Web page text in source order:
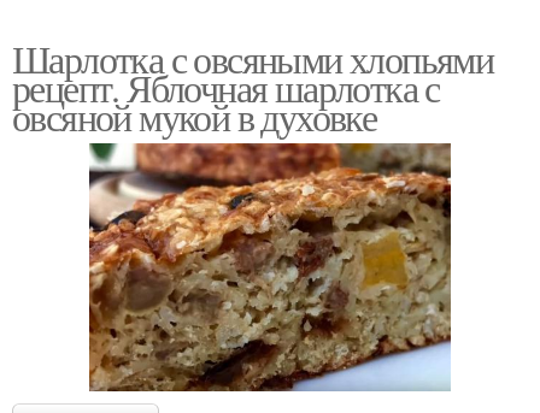
Шарлотка с овсяными хлопьями
рецепт. Яблочная шарлотка с
овсяной мукой в духовке